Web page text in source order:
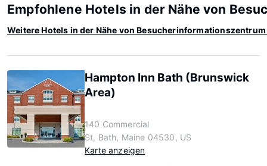
Empfohlene Hotels in der Nähe von
Weitere Hotels in der Nähe von Besucherinformationszentrum
Hampton Inn Bath (Brunswick
Area)
140 Commercial
St, Bath, Maine 04530, US
Karte anzeigen